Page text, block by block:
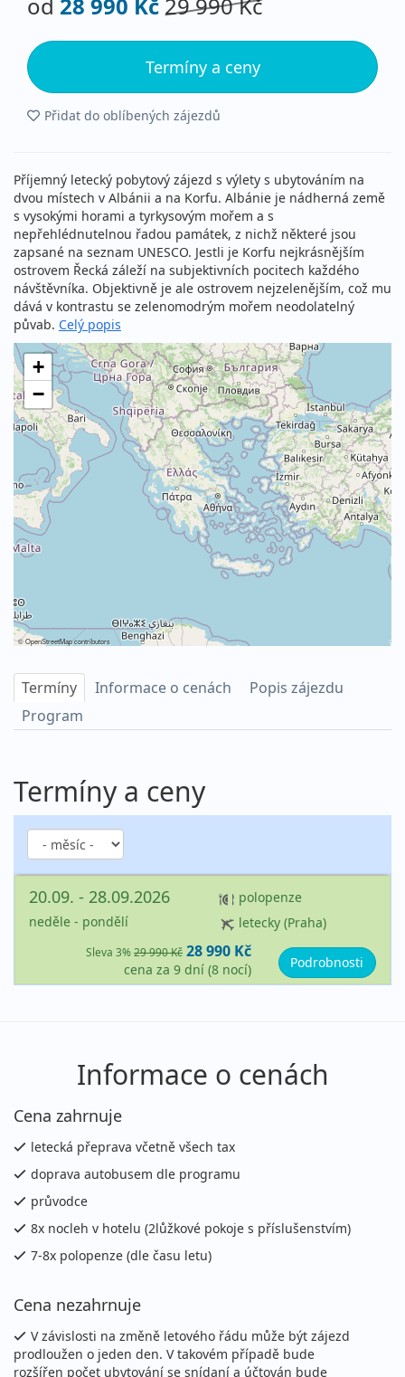
od 28 990 Kč29 990 Kč
Termíny a ceny
Přidat do oblíbených zájezdů
Příjemný letecký pobytový zájezd s výlety s ubytováním na
dvou místech v Albánii a na Korfu. Albánie je nádherná země
s vysokými horami a tyrkysovým mořem a s
nepřehlédnutelnou řadou památek, z nichž některé jsou
zapsané na seznam UNESCO. Jestli je Korfu nejkrásnějším
ostrovem Řecká záleží na subjektivních pocitech každého
návštěvníka. Objektivně je ale ostrovem nejzelenějším, což mu
dává v kontrastu se zelenomodrým mořem neodolatelný
půvab. Celý popis
+
−
©OpenStreetMapcontributors
Termíny Informace o cenách
Popis zájezdu
Program
Termíny a ceny
20.09. - 28.09.2026
neděle - pondělí
polopenze
letecky (Praha)
Sleva 3%29 990 Kč 28 990 Kč
cena za 9 dní (8 nocí) Podrobnosti
Informace o cenách
Cena zahrnuje
letecká přeprava včetně všech tax
doprava autobusem dle programu
průvodce
8x nocleh v hotelu (2lůžkové pokoje s příslušenstvím)
7-8x polopenze (dle času letu)
Cena nezahrnuje
V závislosti na změně letového řádu může být zájezd
prodloužen o jeden den. V takovém případě bude
rozšířen počet ubytování se snídaní a účtován bude